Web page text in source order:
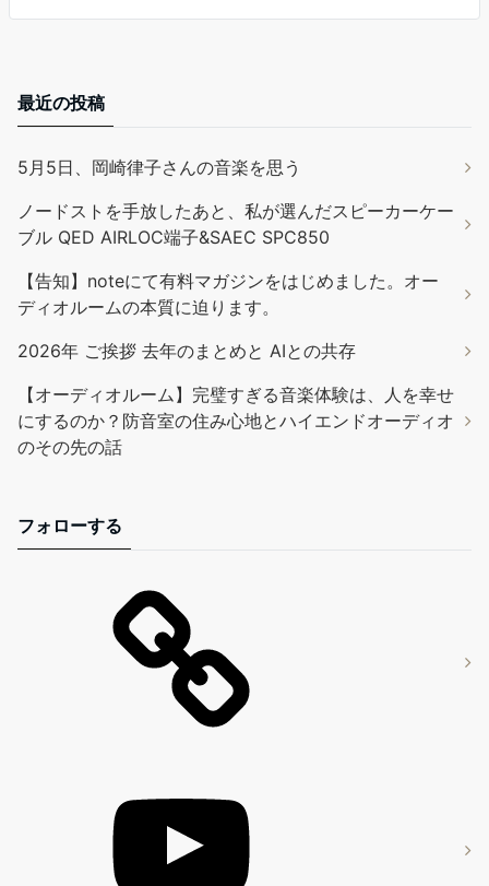
最近の投稿
5月5日、岡崎律子さんの音楽を思う
ノードストを手放したあと、私が選んだスピーカーケー
ブル QED AIRLOC端子&SAEC SPC850
【告知】noteにて有料マガジンをはじめました。オー
ディオルームの本質に迫ります。
2026年 ご挨拶 去年のまとめと AIとの共存
【オーディオルーム】完璧すぎる音楽体験は、人を幸せ
にするのか？防音室の住み心地とハイエンドオーディオ
のその先の話
フォローする